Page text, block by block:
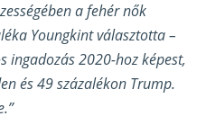
a fehér nők
Youngkint választotta –
ingadozás 2020-hoz képest,
és 49 százalékon Trump.